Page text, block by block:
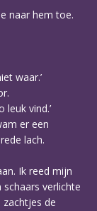
naar hem toe.
waar.’
vind.’
er een
lach.
Ik reed mijn
verlichte
de